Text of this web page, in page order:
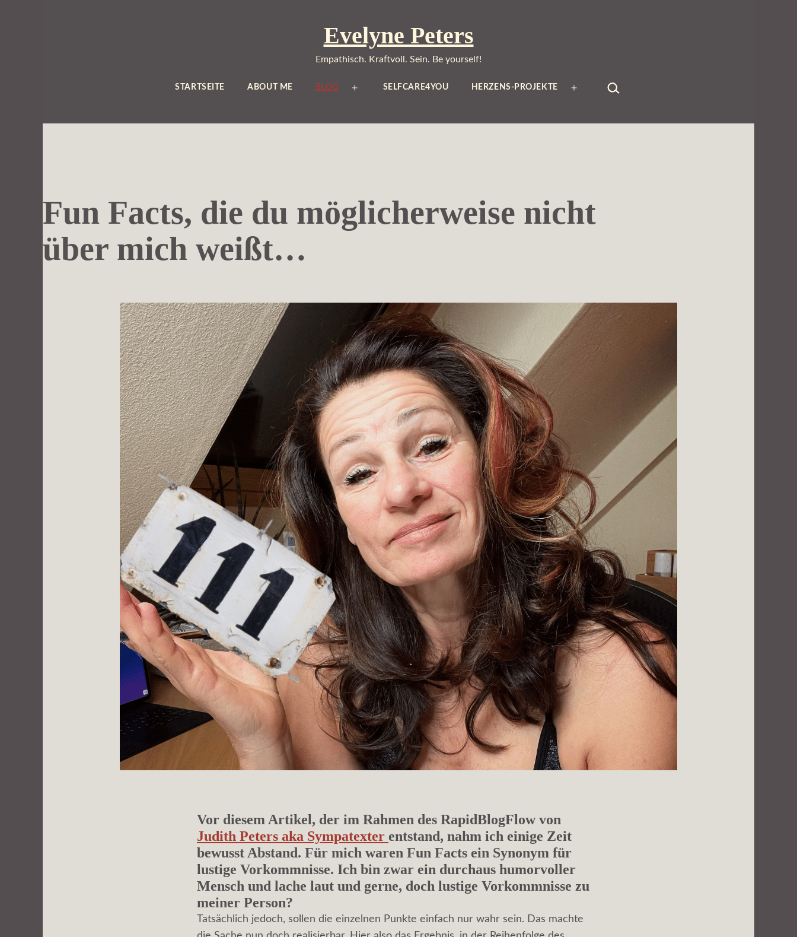
Evelyne Peters
Empathisch. Kraftvoll. Sein. Be yourself!
STARTSEITE ABOUT ME BLOG SELFCARE4YOU HERZENS-PROJEKTE SUCHEN …
Fun Facts, die du möglicherweise nicht
über mich weißt…
Vor diesem Artikel, der im Rahmen des RapidBlogFlow von
Judith Peters aka Sympatexter entstand, nahm ich einige Zeit
bewusst Abstand. Für mich waren Fun Facts ein Synonym für
lustige Vorkommnisse. Ich bin zwar ein durchaus humorvoller
Mensch und lache laut und gerne, doch lustige Vorkommnisse zu
meiner Person?
Tatsächlich jedoch, sollen die einzelnen Punkte einfach nur wahr sein. Das machte